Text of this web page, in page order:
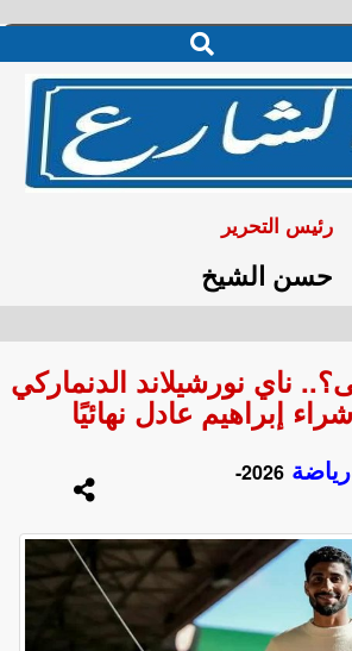
رئيس التحرير
حسن الشيخ
ناي نورشيلاند الدنماركي
إبراهيم عادل نهائيًا
رياضة
2026-